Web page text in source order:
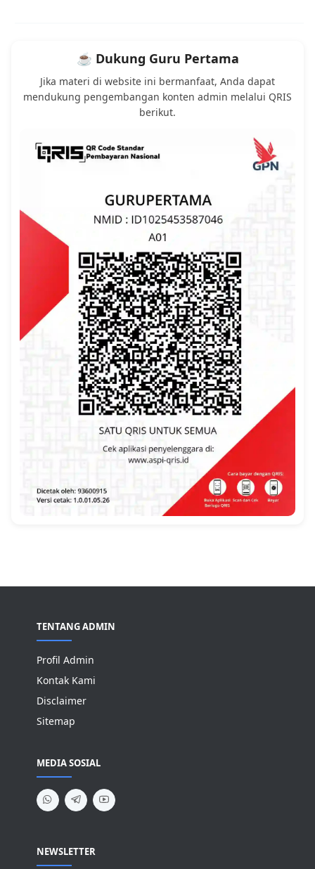
☕ Dukung Guru Pertama
Jika materi di website ini bermanfaat, Anda dapat
mendukung pengembangan konten admin melalui QRIS
berikut.
TENTANG ADMIN
Profil Admin
Kontak Kami
Disclaimer
Sitemap
MEDIA SOSIAL
NEWSLETTER